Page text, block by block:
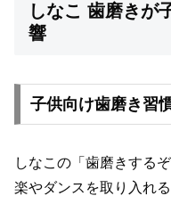
しなこ 歯磨きが
響
子供向け歯磨き習
しなこの「歯磨きする
楽やダンスを取り入れ